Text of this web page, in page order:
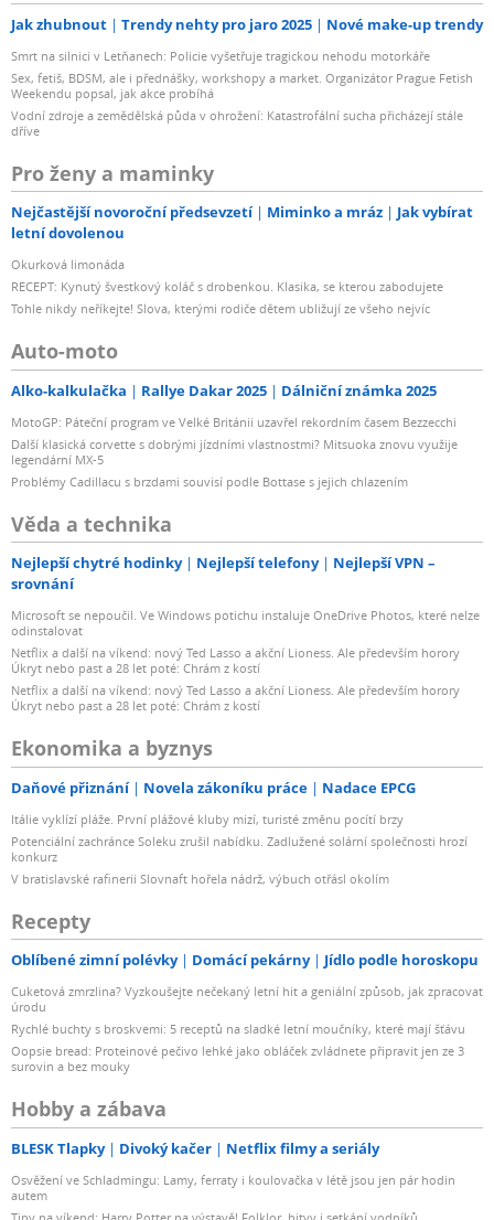
Jak zhubnout Trendy nehty pro jaro 2025 Nové make-up trendy
Smrt na silnici v Letňanech: Policie vyšetřuje tragickou nehodu motorkáře
Sex, fetiš, BDSM, ale i přednášky, workshopy a market. Organizátor Prague Fetish
Weekendu popsal, jak akce probíhá
Vodní zdroje a zemědělská půda v ohrožení: Katastrofální sucha přicházejí stále
dříve
Pro ženy a maminky
Nejčastější novoroční předsevzetí Miminko a mráz
Jak vybírat
letní dovolenou
Okurková limonáda
RECEPT: Kynutý švestkový koláč s drobenkou. Klasika, se kterou zabodujete
Tohle nikdy neříkejte! Slova, kterými rodiče dětem ubližují ze všeho nejvíc
Auto-moto
Alko-kalkulačka Rallye Dakar 2025 Dálniční známka 2025
MotoGP: Páteční program ve Velké Británii uzavřel rekordním časem Bezzecchi
Další klasická corvette s dobrými jízdními vlastnostmi? Mitsuoka znovu využije
legendární MX-5
Problémy Cadillacu s brzdami souvisí podle Bottase s jejich chlazením
Věda a technika
Nejlepší chytré hodinky Nejlepší telefony
Nejlepší VPN –
srovnání
Microsoft se nepoučil. Ve Windows potichu instaluje OneDrive Photos, které nelze
odinstalovat
Netflix a další na víkend: nový Ted Lasso a akční Lioness. Ale především horory
Úkryt nebo past a 28 let poté: Chrám z kostí
Netflix a další na víkend: nový Ted Lasso a akční Lioness. Ale především horory
Úkryt nebo past a 28 let poté: Chrám z kostí
Ekonomika a byznys
Daňové přiznání Novela zákoníku práce Nadace EPCG
Itálie vyklízí pláže. První plážové kluby mizí, turisté změnu pocítí brzy
Potenciální zachránce Soleku zrušil nabídku. Zadlužené solární společnosti hrozí
konkurz
V bratislavské rafinerii Slovnaft hořela nádrž, výbuch otřásl okolím
Recepty
Oblíbené zimní polévky Domácí pekárny Jídlo podle horoskopu
Cuketová zmrzlina? Vyzkoušejte nečekaný letní hit a geniální způsob, jak zpracovat
úrodu
Rychlé buchty s broskvemi: 5 receptů na sladké letní moučníky, které mají šťávu
Oopsie bread: Proteinové pečivo lehké jako obláček zvládnete připravit jen ze 3
surovin a bez mouky
Hobby a zábava
BLESK Tlapky Divoký kačer Netflix filmy a seriály
Osvěžení ve Schladmingu: Lamy, ferraty i koulovačka v létě jsou jen pár hodin
autem